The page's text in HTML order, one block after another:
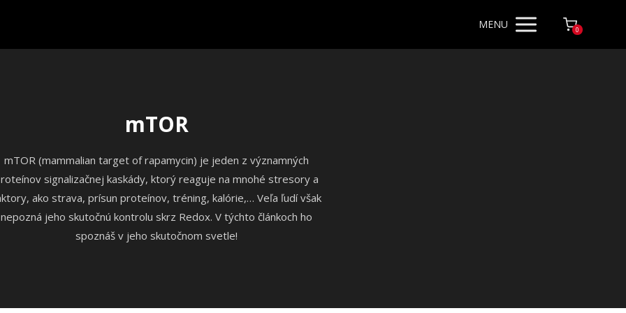
MENU 0
mTOR
mTOR (mammalian target of rapamycin) je jeden z významných
signalizačnej kaskády, ktorý reaguje na mnohé stresory a
ako strava, prísun proteínov, tréning, kalórie,… Veľa ľudí však
nepozná jeho skutočnú kontrolu skrz Redox. V týchto článkoch ho
spoznáš v jeho skutočnom svetle!